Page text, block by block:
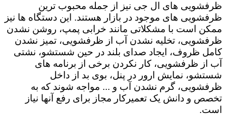
ظرفشویی های ال جی نیز از جمله محبوب ترین
ظرفشویی های موجود در بازار هستند. این دستگاه ها نیز
ممکن است با مشکلاتی مانند خرابی پمپ، روشن نشدن
ظرفشویی، تخلیه نشدن آب از ظرفشویی، تمیز نشدن
کامل ظروف، ایجاد صدای بلند در حین شستشو، نشتی
آب از ظرفشویی، کار نکردن برخی از برنامه های
شستشو، نمایش ارور در پنل، بوی بد از داخل
ظرفشویی، گرم نشدن آب و ... مواجه شوند که به
تخصص و دانش یک تعمیرکار مجاز برای رفع آنها نیاز
است.